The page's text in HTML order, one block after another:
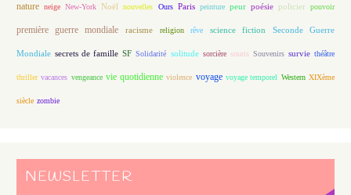
nature neige New-York Noël nouvelles Ours Paris peinture peur poésie policier pouvoir
première guerre mondiale racisme religion rêve science fiction Seconde Guerre
Mondiale secrets de famille SF Solidarité solitude sorcière souris Souvenirs survie théâtre
thriller vacances vengeance vie quotidienne violence voyage voyage temporel Western XIXème
siècle zombie
NEWSLETTER